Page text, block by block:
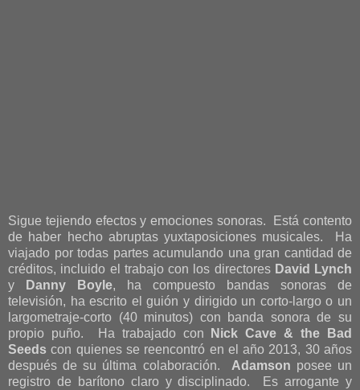
Sigue tejiendo efectos y emociones sonoras. Está contento
de haber hecho abruptas yuxtaposiciones musicales. Ha
viajado por todas partes acumulando una gran cantidad de
créditos, incluido el trabajo con los directores David Lynch
y
Danny Boyle, ha compuesto bandas sonoras de
televisión, ha escrito el guión y dirigido un corto-largo o un
largometraje-corto (40 minutos) con banda sonora de su
propio puño. Ha trabajado con
Nick Cave & the Bad
Seeds con quienes se reencontró en el año 2013, 30 años
después de su última colaboración. Adamson posee un
registro de barítono claro y disciplinado. Es arrogante y